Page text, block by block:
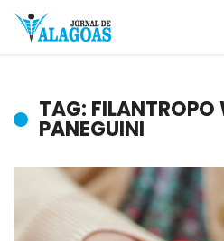
TAG: FILANTROPO
PANEGUINI